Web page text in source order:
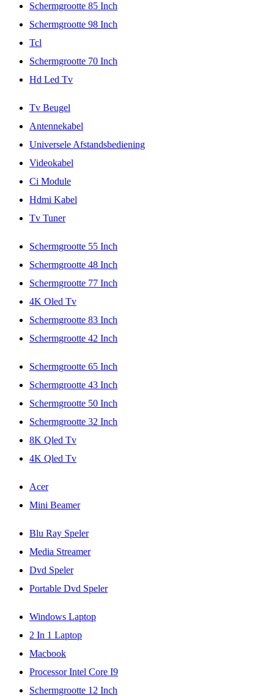
Schermgrootte 85 Inch
Schermgrootte 98 Inch
Tcl
Schermgrootte 70 Inch
Hd Led Tv
Tv Beugel
Antennekabel
Universele Afstandsbediening
Videokabel
Ci Module
Hdmi Kabel
Tv Tuner
Schermgrootte 55 Inch
Schermgrootte 48 Inch
Schermgrootte 77 Inch
4K Oled Tv
Schermgrootte 83 Inch
Schermgrootte 42 Inch
Schermgrootte 65 Inch
Schermgrootte 43 Inch
Schermgrootte 50 Inch
Schermgrootte 32 Inch
8K Qled Tv
4K Qled Tv
Acer
Mini Beamer
Blu Ray Speler
Media Streamer
Dvd Speler
Portable Dvd Speler
Windows Laptop
2 In 1 Laptop
Macbook
Processor Intel Core I9
Schermgrootte 12 Inch